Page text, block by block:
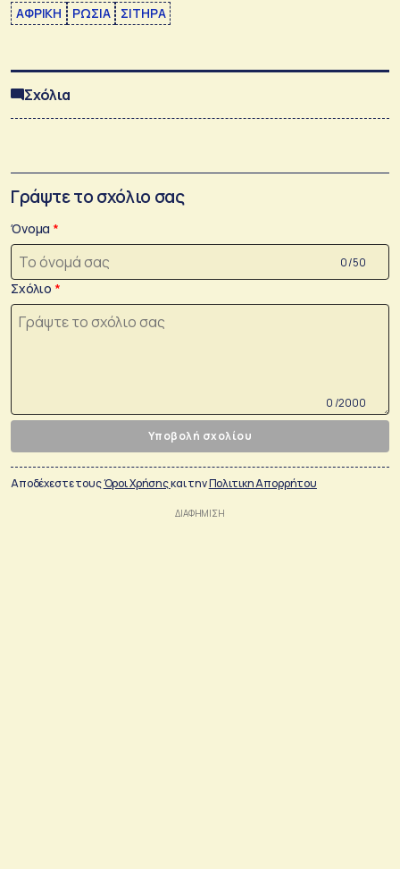
ΑΦΡΙΚΗ ΡΩΣΙΑ ΣΙΤΗΡΑ
Σχόλια
Γράψτε το σχόλιο σας
Όνομα
0 /50
Σχόλιο
0 /2000
Υποβολή σχολίου
Αποδέχεστε τουςΌροι Χρήσηςκαι τηνΠολιτικη Απορρήτου